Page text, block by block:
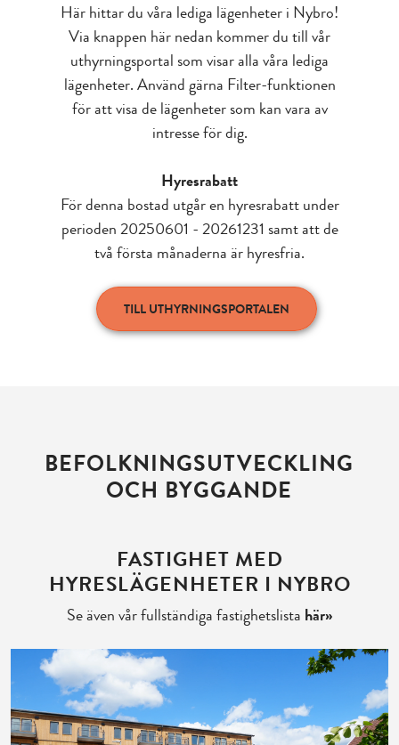
Här hittar du våra lediga lägenheter i Nybro!
Via knappen här nedan kommer du till vår
uthyrningsportal som visar alla våra lediga
lägenheter. Använd gärna Filter-funktionen
för att visa de lägenheter som kan vara av
intresse för dig.
Hyresrabatt
För denna bostad utgår en hyresrabatt under
perioden 20250601 - 20261231 samt att de
två första månaderna är hyresfria.
TILL UTHYRNINGSPORTALEN
BEFOLKNINGSUTVECKLING
OCH BYGGANDE
FASTIGHET MED
HYRESLÄGENHETER I NYBRO
Se även vår fullständiga fastighetslista här»